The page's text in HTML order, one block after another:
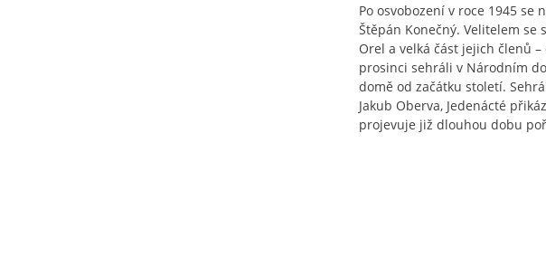
Po osvobození v roce 1945
Štěpán Konečný. Velitelem se
Orel a velká část jejich členů
prosinci sehráli v Národním
domě od začátku století.
Jakub Oberva, Jedenácté
projevuje již dlouhou dobu